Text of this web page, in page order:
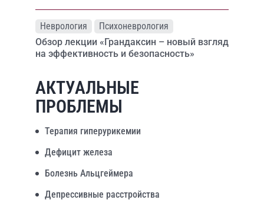
Неврология
Психоневрология
Обзор лекции «Грандаксин – новый взгляд
на эффективность и безопасность»
АКТУАЛЬНЫЕ
ПРОБЛЕМЫ
Терапия гиперурикемии
Дефицит железа
Болезнь Альцгеймера
Депрессивные расстройства